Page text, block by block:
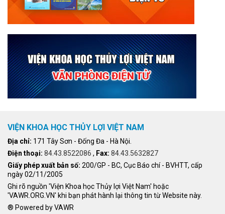
VIỆN KHOA HỌC THỦY LỢI VIỆT NAM
Địa chỉ: 171 Tây Sơn - Đống Đa - Hà Nội.
Điện thoại: 84.43.8522086 , Fax: 84.43.5632827
Giấy phép xuất bản số: 200/GP - BC, Cục Báo chí - BVHTT, cấp
ngày 02/11/2005
Ghi rõ nguồn 'Viện Khoa học Thủy lợi Việt Nam' hoặc
'VAWR.ORG.VN' khi bạn phát hành lại thông tin từ Website này.
® Powered by VAWR